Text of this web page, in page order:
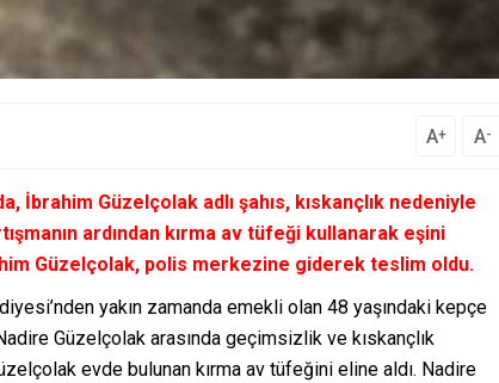
A+ A-
İbrahim Güzelçolak adlı şahıs, kıskançlık nedeniyle
ardından kırma av tüfeği kullanarak eşini
Güzelçolak, polis merkezine giderek teslim oldu.
yakın zamanda emekli olan 48 yaşındaki kepçe
Güzelçolak arasında geçimsizlik ve kıskançlık
evde bulunan kırma av tüfeğini eline aldı. Nadire